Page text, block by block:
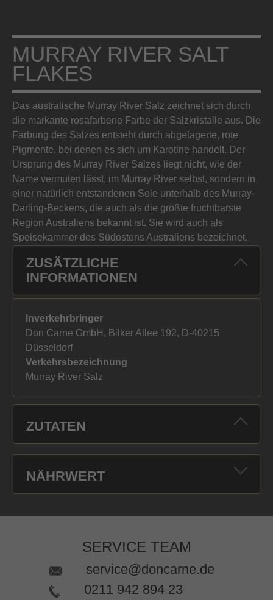
MURRAY RIVER SALT
FLAKES
Das australische Murray River Salz zeichnet sich durch
die markante rosafarbene Farbe der Salzkristalle aus. Die
Färbung des Salzes entsteht durch abgelagerte, rote
Pigmente, bei denen es sich um Karotine handelt. Der
Ursprung des Murray River Salzes liegt nicht, wie der
Name vermuten lässt, im Murray River selbst, sondern in
einer natürlich entstandenen Sole unterhalb des Murray-
Darling-Beckens, die auch als die größte fruchtbarste
Region Australiens bekannt ist. Sie wird auch als
Speisekammer des Südostens Australiens bezeichnet.
ZUSÄTZLICHE
INFORMATIONEN
Inverkehrbringer
Don Carne GmbH, Bilker Allee 192, D-40215
Düsseldorf
Verkehrsbezeichnung
Murray River Salz
ZUTATEN
NÄHRWERT
SERVICE TEAM
service@doncarne.de
0211 942 894 23